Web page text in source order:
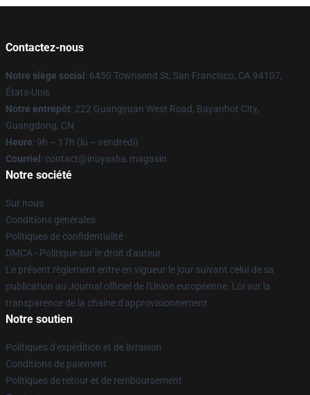
Contactez-nous
Notre siège social : 6450 Townsend St, San Francisco, CA 94107,
États-Unis
Notre entrepôt: 222 Guangyuan West Road, Bayanhot City,
Guangdong, CN
Heure: 9h – 17h (lu – vendredi)
Courriel : contact@inuyasha.magasin
Notre société
Sur nous
Conditions générales
Politiques de confidentialité
DMCA - Politique sur le droit d'auteur
Le présent règlement entre en vigueur le jour suivant celui de sa
publication au Journal officiel de l'Union européenne. Loi sur la
transparence de la chaîne d'approvisionnement
Notre soutien
Politiques d'expédition et de livraison
Conditions de paiement
Politiques de retour et de remboursement